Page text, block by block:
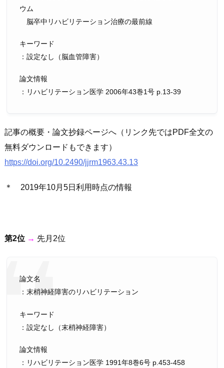
ウム
脳卒中リハビリテーション治療の最前線
キーワード
：設定なし（脳血管障害）
論文情報
：リハビリテーション医学 2006年43巻1号 p.13-39
記事の概要・論文抄録ページへ（リンク先ではPDF全文の
無料ダウンロードもできます）
https://doi.org/10.2490/jjrm1963.43.13
＊ 2019年10月5日利用時点の情報
第2位 → 先月2位
論文名
：末梢神経障害のリハビリテーション
キーワード
：設定なし（末梢神経障害）
論文情報
：リハビリテーション医学 1991年8巻6号 p.453-458